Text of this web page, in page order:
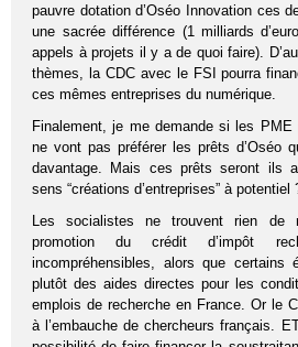
pauvre dotation d’Oséo Innovation ces
une sacrée différence (1 milliards
appels à projets il y a de quoi faire).
thèmes, la CDC avec le FSI pourra
ces mêmes entreprises du numérique.
Finalement, je me demande si les
ne vont pas préférer les prêts d’Oséo
davantage. Mais ces prêts seront ils
sens “créations d’entreprises” à potentiel
Les socialistes ne trouvent rien de
promotion du crédit d’impôt
incompréhensibles, alors que certains
plutôt des aides directes pour les
emplois de recherche en France. Or le
à l’embauche de chercheurs français.